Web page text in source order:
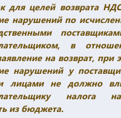
для целей возврата
нарушений по
в
на возврат, при
нарушений у
лицами не должно
налога
из бюджета.